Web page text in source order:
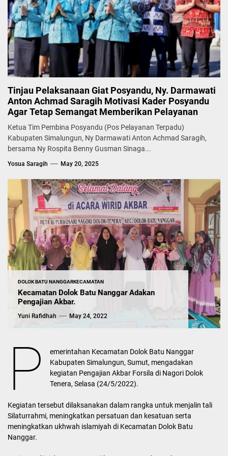
Tinjau Pelaksanaan Giat Posyandu, Ny. Darmawati
Anton Achmad Saragih Motivasi Kader Posyandu
Agar Tetap Semangat Memberikan Pelayanan
Ketua Tim Pembina Posyandu (Pos Pelayanan Terpadu)
Kabupaten Simalungun, Ny Darmawati Anton Achmad Saragih,
bersama Ny Rospita Benny Gusman Sinaga...
Yosua Saragih May 20, 2025
DOLOK BATU NANGGARKECAMATAN
Kecamatan Dolok Batu Nanggar Adakan
Pengajian Akbar.
Yuni Rafidhah May 24, 2022
P
emerintahan Kecamatan Dolok Batu Nanggar
Kabupaten Simalungun, Sumut, mengadakan
kegiatan Pengajian Akbar Forsila di Nagori Dolok
Tenera, Selasa (24/5/2022).
Kegiatan tersebut dilaksanakan dalam rangka untuk menjalin tali
Silaturrahmi, meningkatkan persatuan dan kesatuan serta
meningkatkan ukhwah islamiyah di Kecamatan Dolok Batu
Nanggar.